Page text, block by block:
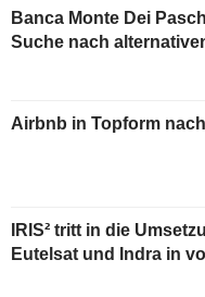
Banca Monte Dei
Suche nach
Airbnb in Topform
IRIS² tritt in die
Eutelsat und Indra in